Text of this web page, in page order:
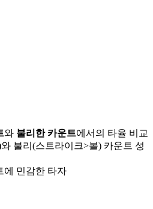
와 불리한 카운트에서의 타율 비교
불리(스트라이크>볼) 카운트 성
에 민감한 타자